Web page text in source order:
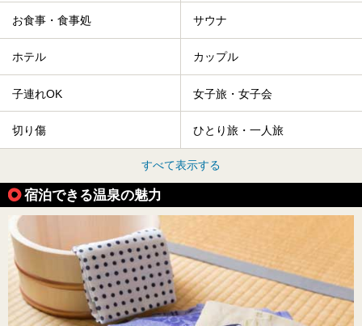
お食事・食事処 サウナ
ホテル カップル
子連れOK 女子旅・女子会
切り傷 ひとり旅・一人旅
すべて表示する
宿泊できる温泉の魅力